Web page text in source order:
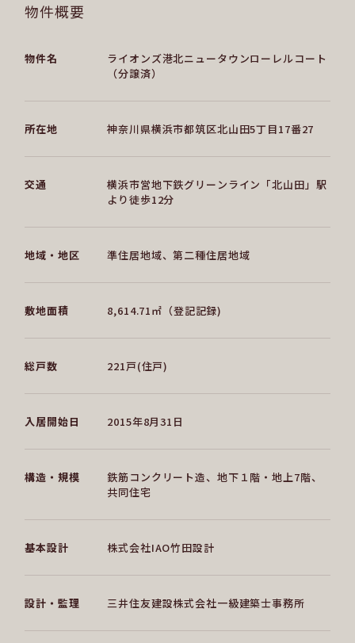
物件概要
物件名
ライオンズ港北ニュータウンローレルコート
（分譲済）
所在地 神奈川県横浜市都筑区北山田5丁目17番27
交通
横浜市営地下鉄グリーンライン「北山田」駅
より徒歩12分
地域・地区 準住居地域、第二種住居地域
敷地面積 8,614.71㎡（登記記録)
総戸数 221戸(住戸)
入居開始日 2015年8月31日
構造・規模
鉄筋コンクリート造、地下１階・地上7階、
共同住宅
基本設計 株式会社IAO竹田設計
設計・監理 三井住友建設株式会社一級建築士事務所